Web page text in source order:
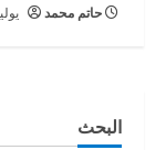
حاتم محمد يوليو 27,
البحث